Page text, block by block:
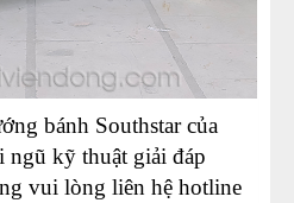
bánh Southstar của
ngũ kỹ thuật giải đáp
vui lòng liên hệ hotline